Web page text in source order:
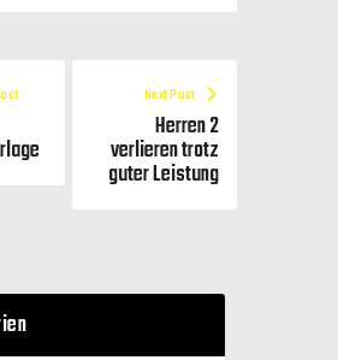
Next Post
Herren 2
verlieren trotz
guter Leistung